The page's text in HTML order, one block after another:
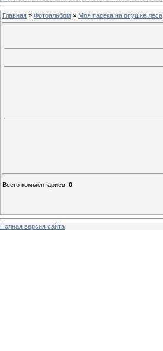
Главная » Фотоальбом » Моя пасека на опушке леса
Всего комментариев: 0
Полная версия сайта